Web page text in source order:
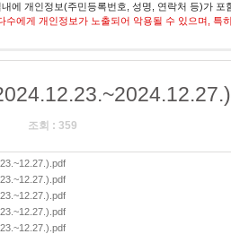
에 개인정보(주민등록번호, 성명, 연락처 등)가 포
에게 개인정보가 노출되어 악용될 수 있으며, 특
조회 : 359